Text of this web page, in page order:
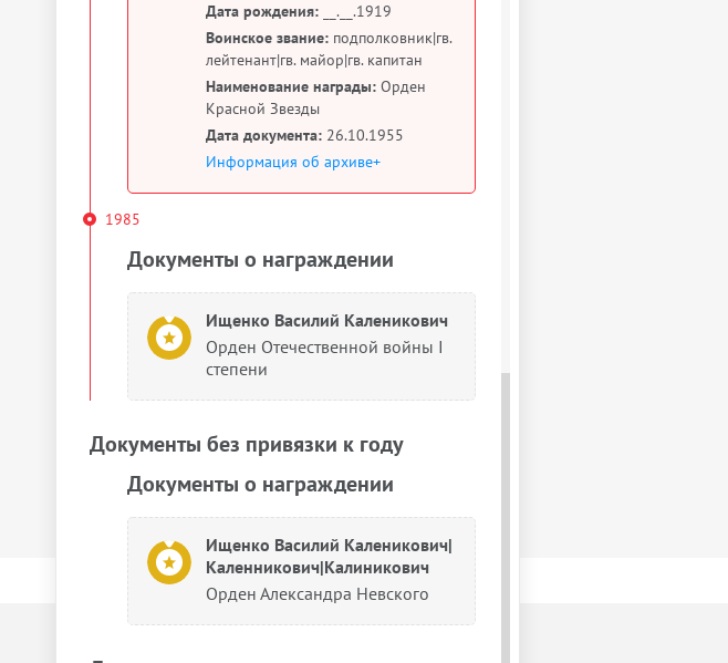
Дата рождения: __.__.1919
Воинское звание: подполковник|гв.
лейтенант|гв. майор|гв. капитан
Наименование награды: Орден
Красной Звезды
Дата документа: 26.10.1955
Информация об архиве+
1985
Документы о награждении
Ищенко Василий Каленикович
Орден Отечественной войны I
степени
Документы без привязки к году
Документы о награждении
Ищенко Василий Каленикович|
Каленникович|Калиникович
Орден Александра Невского